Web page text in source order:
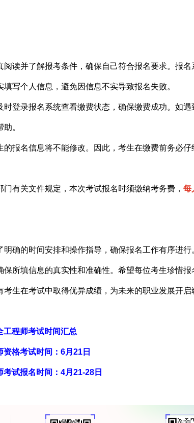
阅读并了解报考条件，确保自己符合报名要求。报名
写个人信息，避免因信息不实导致报名失败。
时登录报名系统查看缴费状态，确保缴费成功。如
。
的报名信息将不能修改。因此，考生在缴费前务必
门有关文件规定，本次考试报名时须缴纳考务费， 每
确的时间安排和操作指导，确保报名工作有序进
所填信息的真实性和准确性。希望每位考生珍惜
生在考试中取得优异成绩，为未来的职业发展开启
工程师考试时间汇总
格考试时间：6月21日
试报名时间：4月21-28日